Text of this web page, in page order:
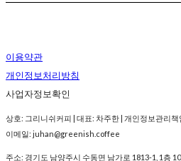
이용약관
개인정보처리방침
사업자정보확인
상호: 그리니쉬커피 | 대표: 차주한 | 개인정보관리
이메일: juhan@greenish.coffee
주소: 경기도 남양주시 수동면 남가로 1813-1, 1층